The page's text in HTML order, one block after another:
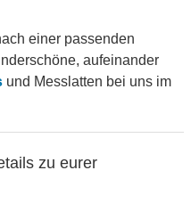
einer passenden
aufeinander
und Messlatten bei uns im
zu eurer